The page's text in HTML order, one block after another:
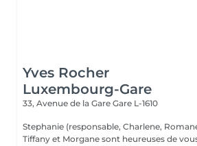
Yves Rocher
Luxembourg-Gare
33, Avenue de la Gare Gare L-1610
Stephanie (responsable, Charlene,
Tiffany et Morgane sont heureuses de